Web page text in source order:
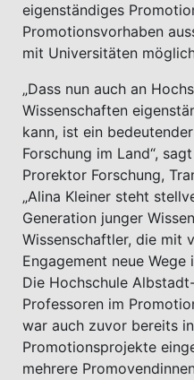
eigenständiges
Promotionsvorhaben
mit Universitäten
„Dass nun auch an
Wissenschaften
kann, ist ein
Forschung im Land“,
Prorektor Forschung,
„Alina Kleiner steht
Generation junger
Wissenschaftler, die mit
Engagement neue Wege
Die Hochschule
Professoren im
war auch zuvor bereits
Promotionsprojekte
mehrere